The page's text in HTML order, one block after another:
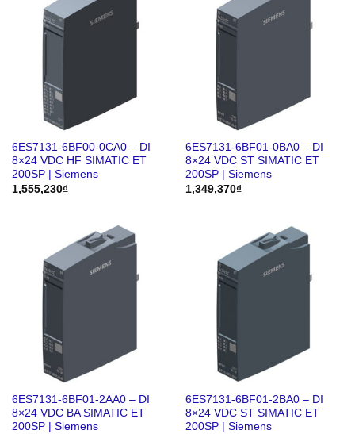
6ES7131-6BF00-0CA0 – DI
8×24 VDC HF SIMATIC ET
200SP | Siemens
1,555,230₫
6ES7131-6BF01-0BA0 – DI
8×24 VDC ST SIMATIC ET
200SP | Siemens
1,349,370₫
6ES7131-6BF01-2AA0 – DI
8×24 VDC BA SIMATIC ET
200SP | Siemens
6ES7131-6BF01-2BA0 – DI
8×24 VDC ST SIMATIC ET
200SP | Siemens